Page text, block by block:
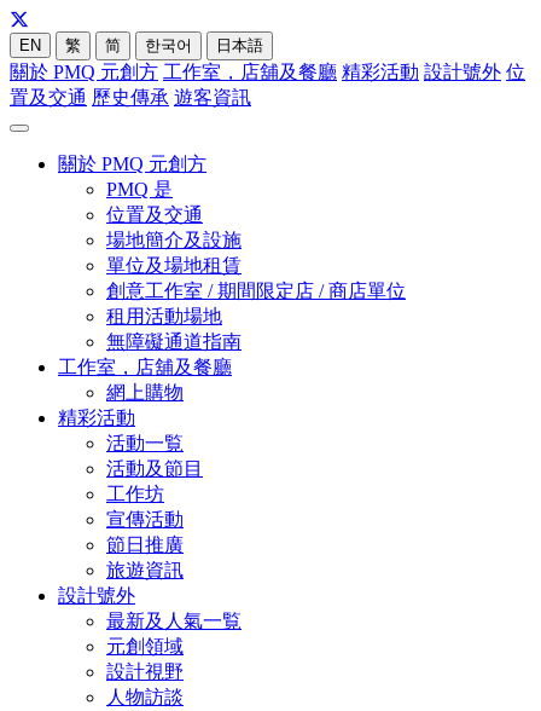
EN 繁 简 한국어 日本語
關於 PMQ 元創方 工作室，店舖及餐廳 精彩活動 設計號外 位
置及交通 歷史傳承 遊客資訊
關於 PMQ 元創方
PMQ 是
位置及交通
場地簡介及設施
單位及場地租賃
創意工作室 / 期間限定店 / 商店單位
租用活動場地
無障礙通道指南
工作室，店舖及餐廳
網上購物
精彩活動
活動一覧
活動及節目
工作坊
宣傳活動
節日推廣
旅遊資訊
設計號外
最新及人氣一覧
元創領域
設計視野
人物訪談